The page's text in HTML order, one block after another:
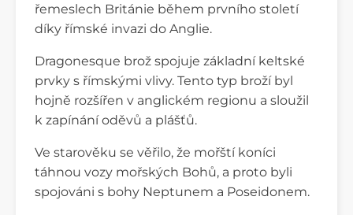
řemeslech Británie během prvního století
díky římské invazi do Anglie.
Dragonesque brož spojuje základní keltské
prvky s římskými vlivy. Tento typ broží byl
hojně rozšířen v anglickém regionu a sloužil
k zapínání oděvů a plášťů.
Ve starověku se věřilo, že mořští koníci
táhnou vozy mořských Bohů, a proto byli
spojováni s bohy Neptunem a Poseidonem.